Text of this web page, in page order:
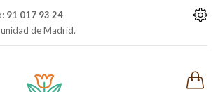
91 017 93 24
de Madrid.